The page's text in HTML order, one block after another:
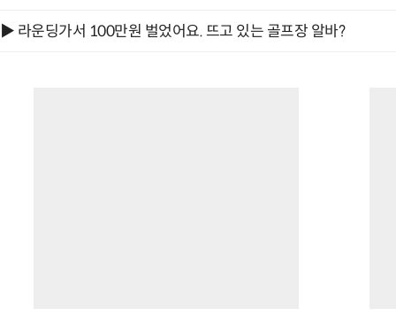
▶ 라운딩가서 100만원 벌었어요. 뜨고 있는 골프장 알바?